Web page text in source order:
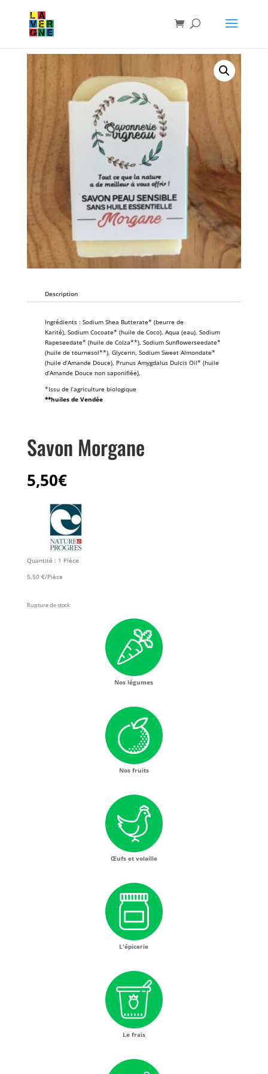
Description
Ingrédients : Sodium Shea Butterate* (beurre de
Karité), Sodium Cocoate* (huile de Coco), Aqua (eau), Sodium
Rapeseedate* (huile de Colza**), Sodium Sunflowerseedate*
(huile de tournesol**), Glycerin, Sodium Sweet Almondate*
(huile d’Amande Douce), Prunus Amygdalus Dulcis Oil* (huile
d’Amande Douce non saponifiée),
*Issu de l’agriculture biologique
**huiles de Vendée
Savon Morgane
5,50€
Quantité : 1 Pièce
5,50 €/Pièce
Rupture de stock
Nos légumes
Nos fruits
Œufs et volaille
L'épicerie
Le frais